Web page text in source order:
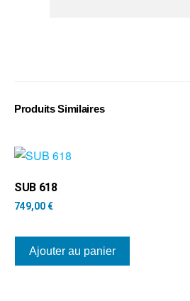
Produits Similaires
SUB 618
749,00 €
Ajouter au panier